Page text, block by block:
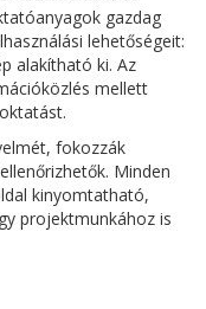
gazdag
lehetőségeit:
alakítható ki. Az
mellett
fokozzák
Minden
kinyomtatható,
projektmunkához is